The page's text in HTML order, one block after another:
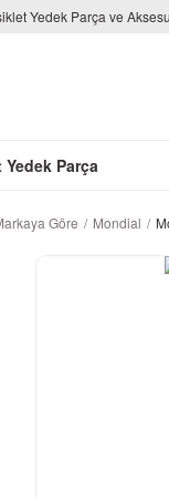
Yedek Parça ve
Parça
Göre Mondial